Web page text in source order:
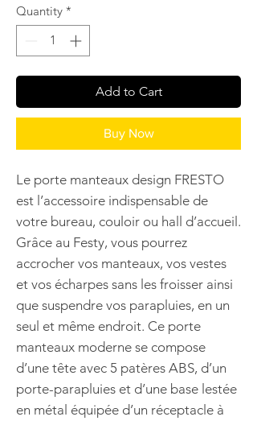
Quantity *
Add to Cart
Buy Now
Le porte manteaux design FRESTO
est l’accessoire indispensable de
votre bureau, couloir ou hall d’accueil.
Grâce au Festy, vous pourrez
accrocher vos manteaux, vos vestes
et vos écharpes sans les froisser ainsi
que suspendre vos parapluies, en un
seul et même endroit. Ce porte
manteaux moderne se compose
d’une tête avec 5 patères ABS, d’un
porte-parapluies et d’une base lestée
en métal équipée d’un réceptacle à